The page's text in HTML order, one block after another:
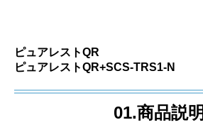
ピュアレストQR
ピュアレストQR+SCS-TRS1-N
01.商品説明